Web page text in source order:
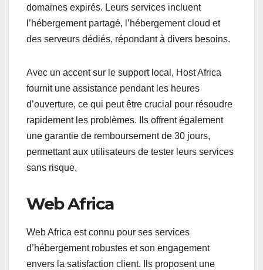
domaines expirés. Leurs services incluent
l’hébergement partagé, l’hébergement cloud et
des serveurs dédiés, répondant à divers besoins.
Avec un accent sur le support local, Host Africa
fournit une assistance pendant les heures
d’ouverture, ce qui peut être crucial pour résoudre
rapidement les problèmes. Ils offrent également
une garantie de remboursement de 30 jours,
permettant aux utilisateurs de tester leurs services
sans risque.
Web Africa
Web Africa est connu pour ses services
d’hébergement robustes et son engagement
envers la satisfaction client. Ils proposent une